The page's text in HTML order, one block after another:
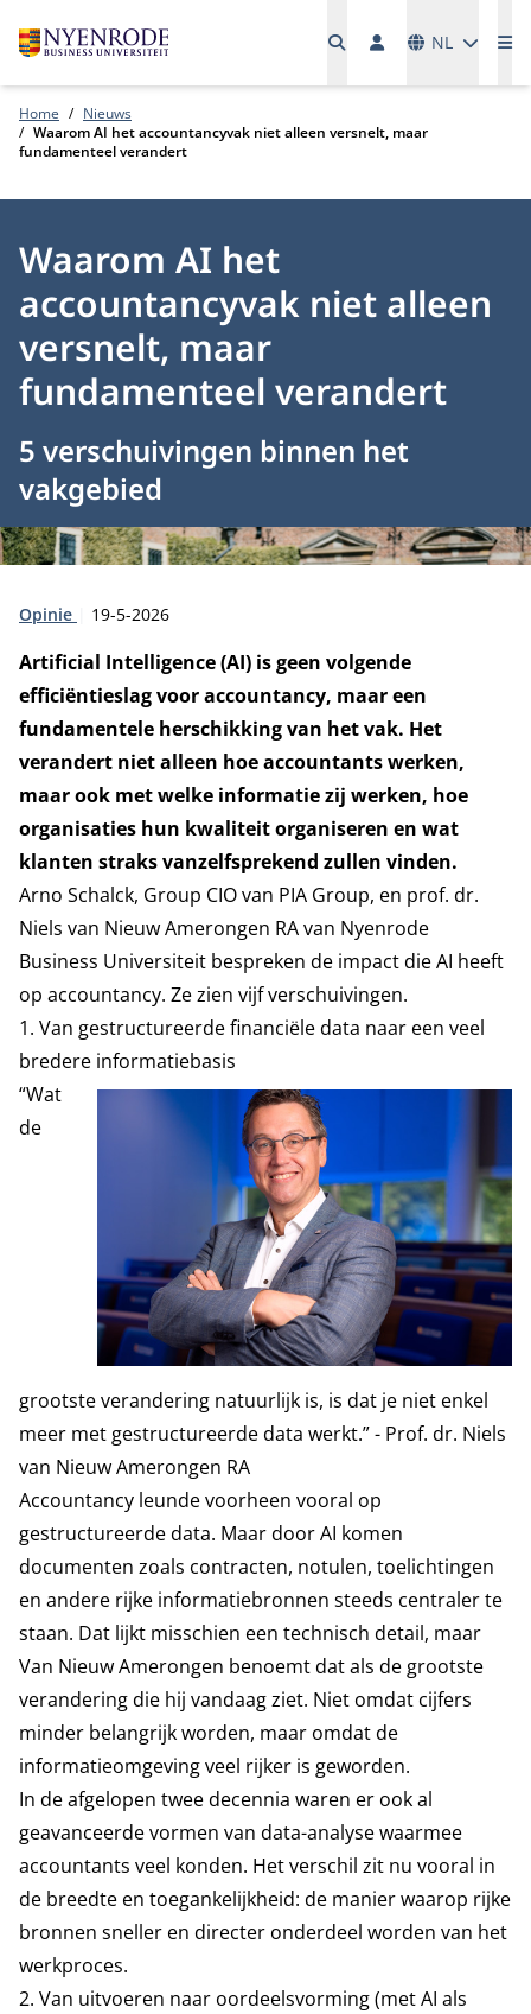
NL
Home
Nieuws
Waarom AI het accountancyvak niet alleen versnelt, maar
fundamenteel verandert
Waarom AI het
accountancyvak niet alleen
versnelt, maar
fundamenteel verandert
5 verschuivingen binnen het
vakgebied
Type:
Opinie Publicatiedatum:
19-5-2026
Artificial Intelligence (AI) is geen volgende
efficiëntieslag voor accountancy, maar een
fundamentele herschikking van het vak. Het
verandert niet alleen hoe accountants werken,
maar ook met welke informatie zij werken, hoe
organisaties hun kwaliteit organiseren en wat
klanten straks vanzelfsprekend zullen vinden.
Arno Schalck, Group CIO van PIA Group, en prof. dr.
Niels van Nieuw Amerongen RA van Nyenrode
Business Universiteit bespreken de impact die AI heeft
op accountancy. Ze zien vijf verschuivingen.
1. Van gestructureerde financiële data naar een veel
bredere informatiebasis
“Wat
de
grootste verandering natuurlijk is, is dat je niet enkel
meer met gestructureerde data werkt.” - Prof. dr. Niels
van Nieuw Amerongen RA
Accountancy leunde voorheen vooral op
gestructureerde data. Maar door AI komen
documenten zoals contracten, notulen, toelichtingen
en andere rijke informatiebronnen steeds centraler te
staan. Dat lijkt misschien een technisch detail, maar
Van Nieuw Amerongen benoemt dat als de grootste
verandering die hij vandaag ziet. Niet omdat cijfers
minder belangrijk worden, maar omdat de
informatieomgeving veel rijker is geworden.
In de afgelopen twee decennia waren er ook al
geavanceerde vormen van data-analyse waarmee
accountants veel konden. Het verschil zit nu vooral in
de breedte en toegankelijkheid: de manier waarop rijke
bronnen sneller en directer onderdeel worden van het
werkproces.
2. Van uitvoeren naar oordeelsvorming (met AI als